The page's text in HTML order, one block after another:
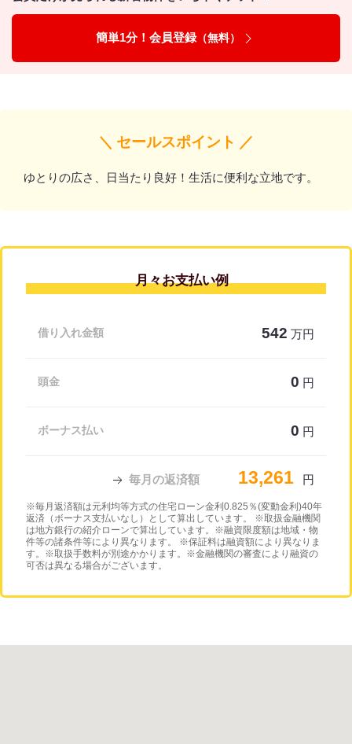
簡単1分！会員登録（無料）
＼ セールスポイント ／
ゆとりの広さ、日当たり良好！生活に便利な立地です。
月々お支払い例
借り入れ金額 542 万円
頭金 0 円
ボーナス払い 0 円
毎月の返済額 13,261 円
※毎月返済額は元利均等方式の住宅ローン金利0.825％(変動金利)40年
返済（ボーナス支払いなし）として算出しています。 ※取扱金融機関
は地方銀行の紹介ローンで算出しています。※融資限度額は地域・物
件等の諸条件等により異なります。 ※保証料は融資額により異なりま
す。※取扱手数料が別途かかります。※金融機関の審査により融資の
可否は異なる場合がございます。